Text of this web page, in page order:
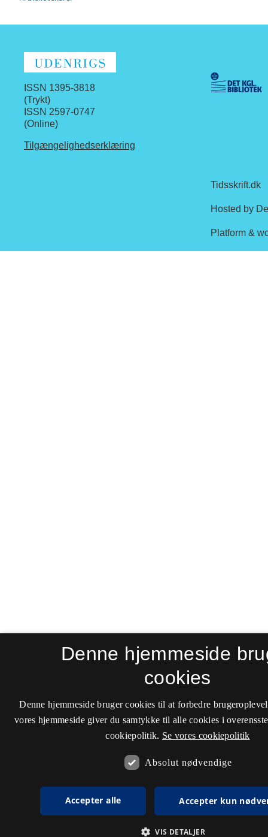
ISSN 1395-3818
(Trykt)
ISSN 2597-0747
(Online)
Tilgængelighedserklæring
Denne hjemmeside
cookies
Denne hjemmeside bruger cookies til at forbedre
vores hjemmeside giver du samtykke til alle cookies i
cookiepolitik. Se vores cookiepolitik
Absolut nødvendige
Accepter alle Accepter kun
VIS DETALJER